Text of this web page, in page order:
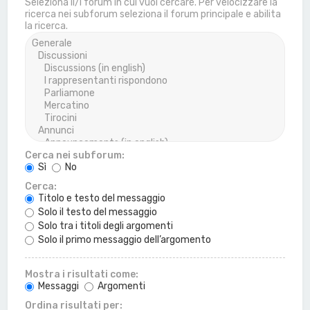
ricerca nei subforum seleziona il forum principale e abilita
la ricerca.
Cerca nei subforum:
Sì
No
Cerca:
Titolo e testo del messaggio
Solo il testo del messaggio
Solo tra i titoli degli argomenti
Solo il primo messaggio dell’argomento
Mostra i risultati come:
Messaggi
Argomenti
Ordina risultati per: